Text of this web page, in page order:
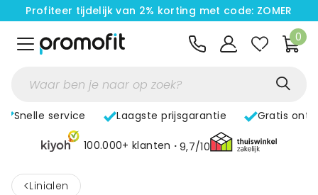
Profiteer tijdelijk van 2% korting met code: ZOMER
0
Snelle service Laagste prijsgarantie Gratis
100.000+ klanten 9,7/10
< Linialen